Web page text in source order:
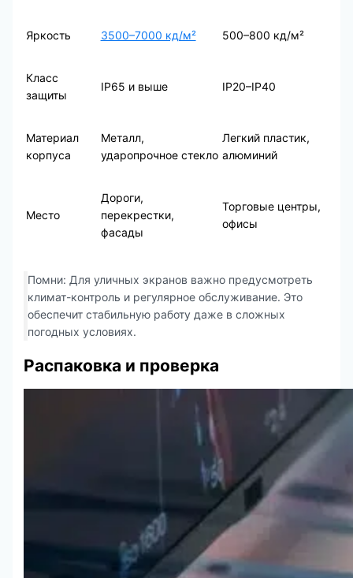
Яркость 3500–7000 кд/м² 500–800 кд/м²
Класс
защиты
IP65 и выше IP20–IP40
Материал
корпуса
Металл,
ударопрочное стекло
Легкий пластик,
алюминий
Место
Дороги,
перекрестки,
фасады
Торговые центры,
офисы
Помни: Для уличных экранов важно предусмотреть
климат-контроль и регулярное обслуживание. Это
обеспечит стабильную работу даже в сложных
погодных условиях.
Распаковка и проверка